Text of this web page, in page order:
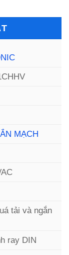
MẠCH
tải và ngắn
ray DIN